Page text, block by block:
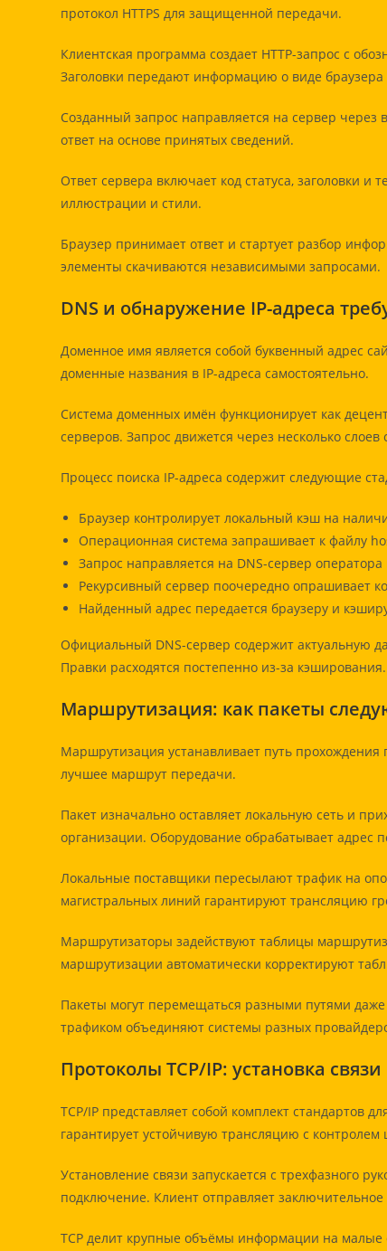
протокол HTTPS для защищенной передачи.
Клиентская программа создает HTTP-запрос с
Заголовки передают информацию о виде
Созданный запрос направляется на сервер через
ответ на основе принятых сведений.
Ответ сервера включает код статуса, заголовки
иллюстрации и стили.
Браузер принимает ответ и стартует разбор
элементы скачиваются независимыми запросами.
DNS и обнаружение IP-адреса
Доменное имя является собой буквенный адрес
доменные названия в IP-адреса самостоятельно.
Система доменных имён функционирует как
серверов. Запрос движется через несколько
Процесс поиска IP-адреса содержит следующие
Браузер контролирует локальный кэш на
Операционная система запрашивает к файлу
Запрос направляется на DNS-сервер
Рекурсивный сервер поочередно опрашивает
Найденный адрес передается браузеру и
Официальный DNS-сервер содержит актуальную
Правки расходятся постепенно из-за кэширования.
Маршрутизация: как пакеты
Маршрутизация устанавливает путь
лучшее маршрут передачи.
Пакет изначально оставляет локальную сеть и
организации. Оборудование обрабатывает адрес
Локальные поставщики пересылают трафик на
магистральных линий гарантируют трансляцию
Маршрутизаторы задействуют таблицы
маршрутизации автоматически корректируют
Пакеты могут перемещаться разными путями
трафиком объединяют системы разных
Протоколы TCP/IP: установка
TCP/IP представляет собой комплект стандартов
гарантирует устойчивую трансляцию с контролем
Установление связи запускается с трехфазного
подключение. Клиент отправляет
TCP делит крупные объёмы информации на